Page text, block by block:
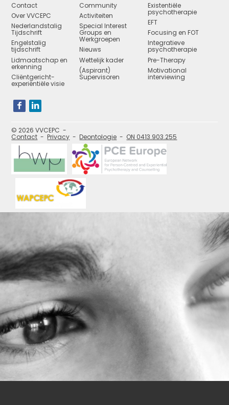
Contact
Over VVCEPC
Nederlandstalig
Tijdschrift
Engelstalig
tijdschrift
Lidmaatschap en
erkenning
Cliëntgericht-
experiëntiële visie
Community
Activiteiten
Special Interest
Groups en
Werkgroepen
Nieuws
Wettelijk kader
(Aspirant)
Supervisoren
Existentiële
psychotherapie
EFT
Focusing en FOT
Integratieve
psychotherapie
Pre-Therapy
Motivational
interviewing
Bezoek
onze
pagina's:
© 2026 VVCEPC
Contact Privacy Deontologie ON 0413.903.255